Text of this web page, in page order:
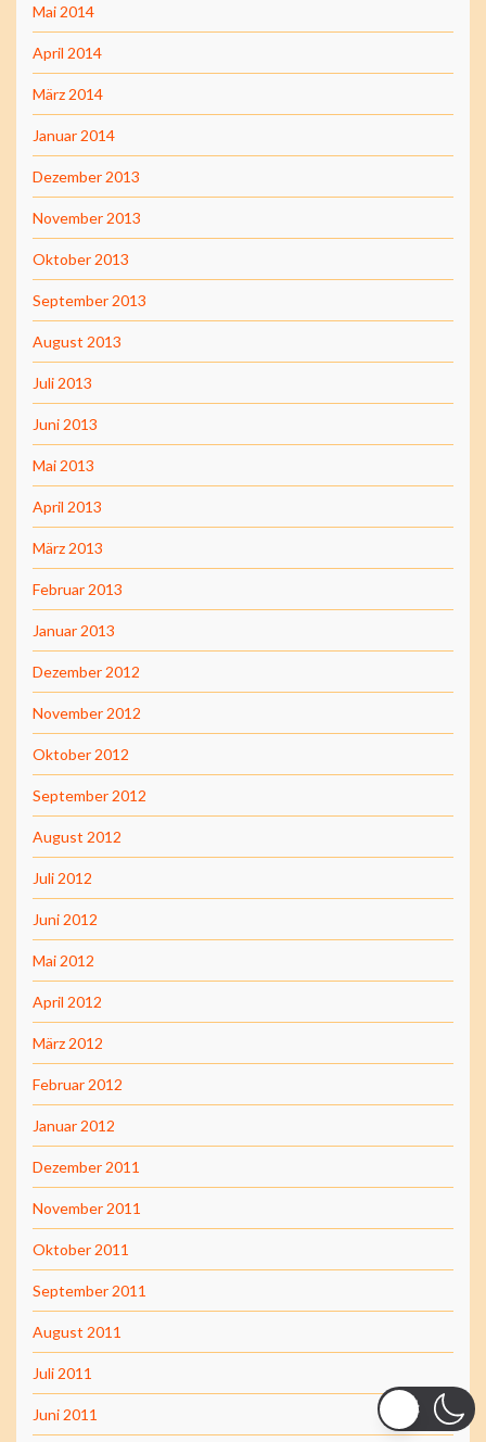
Mai 2014
April 2014
März 2014
Januar 2014
Dezember 2013
November 2013
Oktober 2013
September 2013
August 2013
Juli 2013
Juni 2013
Mai 2013
April 2013
März 2013
Februar 2013
Januar 2013
Dezember 2012
November 2012
Oktober 2012
September 2012
August 2012
Juli 2012
Juni 2012
Mai 2012
April 2012
März 2012
Februar 2012
Januar 2012
Dezember 2011
November 2011
Oktober 2011
September 2011
August 2011
Juli 2011
Juni 2011